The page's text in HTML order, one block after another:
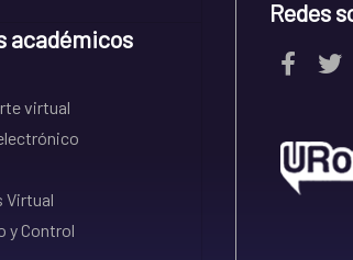
académicos
virtual
Virtual
y Control
Redes